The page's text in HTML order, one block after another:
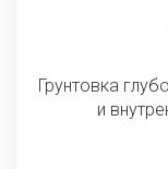
Грунтовка
и